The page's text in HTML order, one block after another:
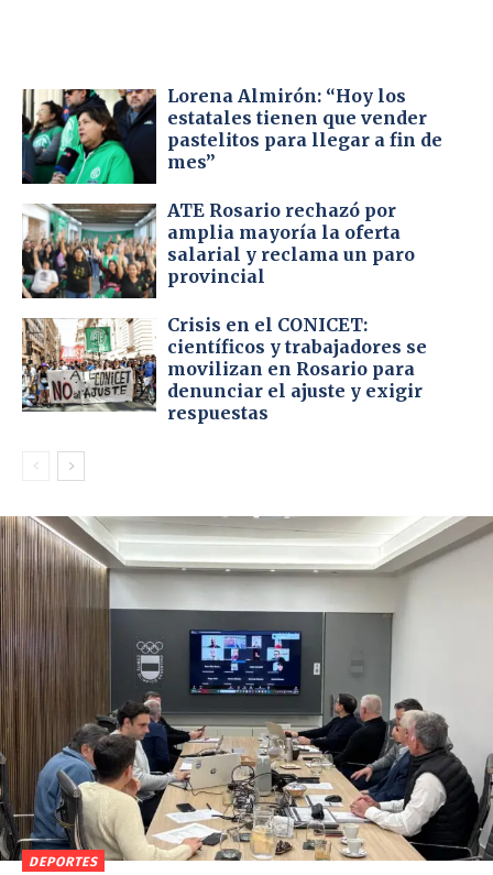
Lorena Almirón: “Hoy los
estatales tienen que vender
pastelitos para llegar a fin de
mes”
ATE Rosario rechazó por
amplia mayoría la oferta
salarial y reclama un paro
provincial
Crisis en el CONICET:
científicos y trabajadores se
movilizan en Rosario para
denunciar el ajuste y exigir
respuestas
DEPORTES